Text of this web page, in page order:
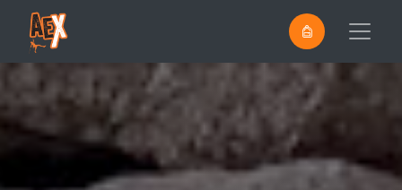
Saltar al contenido principal